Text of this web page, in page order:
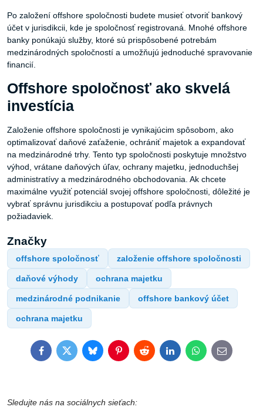
Po založení offshore spoločnosti budete musieť otvoriť bankový
účet v jurisdikcii, kde je spoločnosť registrovaná. Mnohé offshore
banky ponúkajú služby, ktoré sú prispôsobené potrebám
medzinárodných spoločností a umožňujú jednoduché spravovanie
financií.
Offshore spoločnosť ako skvelá
investícia
Založenie offshore spoločnosti je vynikajúcim spôsobom, ako
optimalizovať daňové zaťaženie, ochrániť majetok a expandovať
na medzinárodné trhy. Tento typ spoločnosti poskytuje množstvo
výhod, vrátane daňových úľav, ochrany majetku, jednoduchšej
administratívy a medzinárodného obchodovania. Ak chcete
maximálne využiť potenciál svojej offshore spoločnosti, dôležité je
vybrať správnu jurisdikciu a postupovať podľa právnych
požiadaviek.
Značky
offshore spoločnosť založenie offshore spoločnosti
daňové výhody ochrana majetku
medzinárodné podnikanie offshore bankový účet
ochrana majetku
FacebookTwitterBlueskyPinterestRedditLinkedInWhatsApp
E-
mail
Sledujte nás na sociálnych sieťach: